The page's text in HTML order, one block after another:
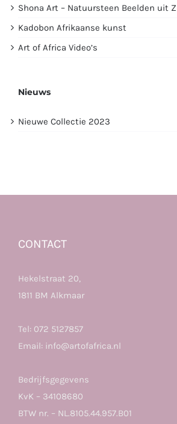
Shona Art – Natuursteen Beelden uit
Kadobon Afrikaanse kunst
Art of Africa Video’s
Nieuws
Nieuwe Collectie 2023
CONTACT
Hekelstraat 20,
1811 BM Alkmaar
Tel: 072 5127857
Email: info@artofafrica.nl
Bedrijfsgegevens
KvK – 34108680
BTW nr. – NL.8105.44.957.B01